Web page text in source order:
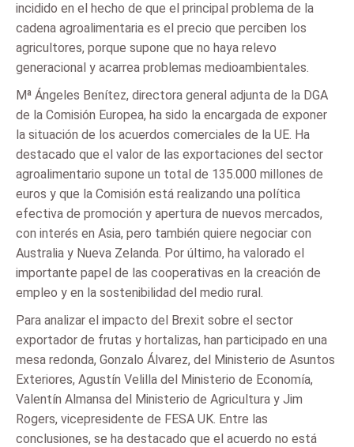
incidido en el hecho de que el principal problema de la
cadena agroalimentaria es el precio que perciben los
agricultores, porque supone que no haya relevo
generacional y acarrea problemas medioambientales.
Mª Ángeles Benítez, directora general adjunta de la DGA
de la Comisión Europea, ha sido la encargada de exponer
la situación de los acuerdos comerciales de la UE. Ha
destacado que el valor de las exportaciones del sector
agroalimentario supone un total de 135.000 millones de
euros y que la Comisión está realizando una política
efectiva de promoción y apertura de nuevos mercados,
con interés en Asia, pero también quiere negociar con
Australia y Nueva Zelanda. Por último, ha valorado el
importante papel de las cooperativas en la creación de
empleo y en la sostenibilidad del medio rural.
Para analizar el impacto del Brexit sobre el sector
exportador de frutas y hortalizas, han participado en una
mesa redonda, Gonzalo Álvarez, del Ministerio de Asuntos
Exteriores, Agustín Velilla del Ministerio de Economía,
Valentín Almansa del Ministerio de Agricultura y Jim
Rogers, vicepresidente de FESA UK. Entre las
conclusiones, se ha destacado que el acuerdo no está